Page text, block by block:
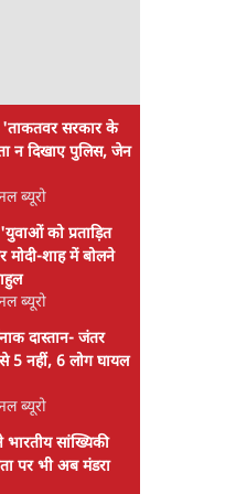
'ताकतवर सरकार के
न दिखाए पुलिस, जेन
ब्यूरो
को प्रताड़ित
मोदी-शाह में बोलने
ब्यूरो
दास्तान- जंतर
5 नहीं, 6 लोग घायल
ब्यूरो
सांख्यिकी
पर भी अब मंडरा